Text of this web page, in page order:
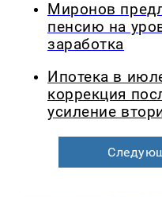
Миронов
пенсию на
заработка
Ипотека в
коррекция
усиление